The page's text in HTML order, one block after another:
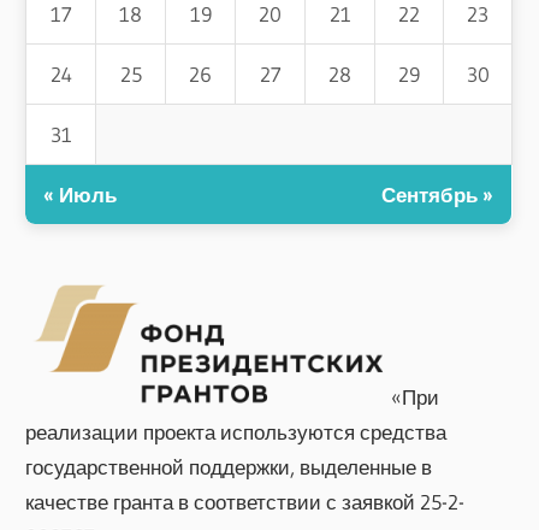
17 18 19 20 21 22 23
24 25 26 27 28 29 30
31
« Июль Сентябрь »
«При
реализации проекта используются средства
государственной поддержки, выделенные в
качестве гранта в соответствии с заявкой 25-2-